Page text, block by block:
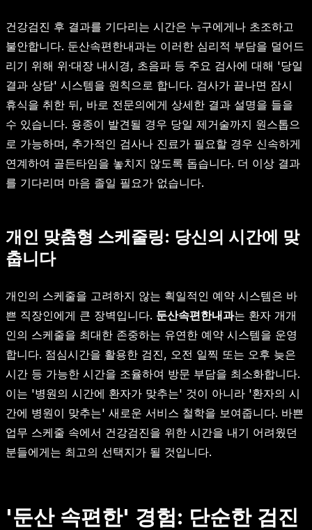
건강검진 후 결과를 기다리는 시간은 누구에게나 초조하고
불안합니다. 둔산속편한내과는 이러한 심리적 부담을 덜어드
리기 위해 위·대장 내시경, 초음파 등 주요 검사에 대해 '당일
결과 상담' 시스템을 원칙으로 합니다. 검사가 끝나면 잠시
휴식을 취한 뒤, 바로 전문의에게 상세한 결과 설명을 들을
수 있습니다. 용종이 발견될 경우 당일 제거술까지 원스톱으
로 가능하며, 추가적인 검사나 진료가 필요할 경우 신속하게
연계하여 골든타임을 놓치지 않도록 돕습니다. 더 이상 결과
를 기다리며 마음 졸일 필요가 없습니다.
개인 맞춤형 스케줄링: 당신의 시간에 맞
춥니다
개인의 스케줄을 고려하지 않는 획일적인 예약 시스템은 바
쁜 직장인에게 큰 장벽입니다. 둔산속편한내과는 환자 개개
인의 스케줄을 최대한 존중하는 유연한 예약 시스템을 운영
합니다. 점심시간을 활용한 검진, 오전 일찍 또는 오후 늦은
시간 등 가능한 시간을 조율하여 방문 부담을 최소화합니다.
이는 '병원의 시간에 환자가 맞추는' 것이 아니라 '환자의 시
간에 병원이 맞추는' 새로운 서비스 철학을 보여줍니다. 바쁜
업무 스케줄 속에서 건강검진을 위한 시간을 내기 어려웠던
분들에게는 최고의 선택지가 될 것입니다.
'둔산 속편한' 경험: 단순한 검진